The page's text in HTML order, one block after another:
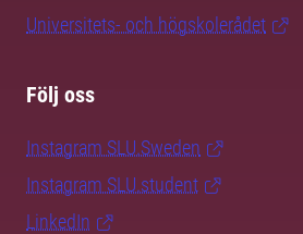
Universitets- och högskolerådet
Följ oss
Instagram SLU.Sweden
Instagram SLU.student
LinkedIn